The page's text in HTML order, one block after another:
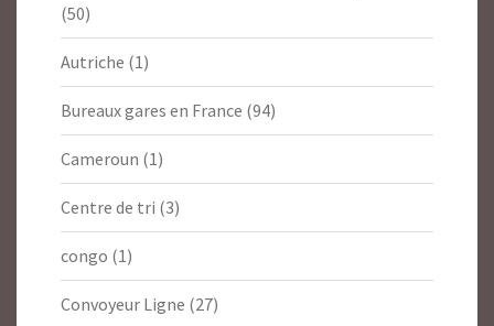
(50)
Autriche (1)
Bureaux gares en France (94)
Cameroun (1)
Centre de tri (3)
congo (1)
Convoyeur Ligne (27)